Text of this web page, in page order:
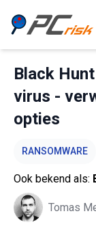
Black
virus -
opties
RANSOMWARE
Ook bekend als:
Tomas